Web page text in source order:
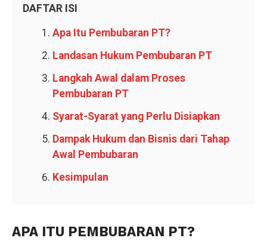
DAFTAR ISI
Apa Itu Pembubaran PT?
Landasan Hukum Pembubaran PT
Langkah Awal dalam Proses
Pembubaran PT
Syarat-Syarat yang Perlu Disiapkan
Dampak Hukum dan Bisnis dari Tahap
Awal Pembubaran
Kesimpulan
APA ITU PEMBUBARAN PT?